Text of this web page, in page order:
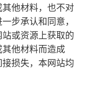
他材料，也不对
步承认和同意，
或资源上获取的
他材料而造成
接损失，本网站均